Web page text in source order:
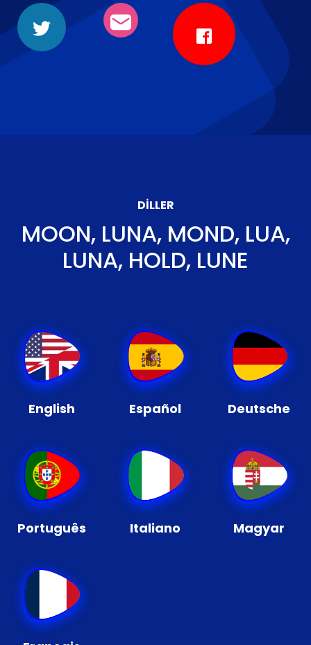
DILLER
MOON, LUNA, MOND, LUA,
LUNA, HOLD, LUNE
English Español Deutsche
Português Italiano Magyar